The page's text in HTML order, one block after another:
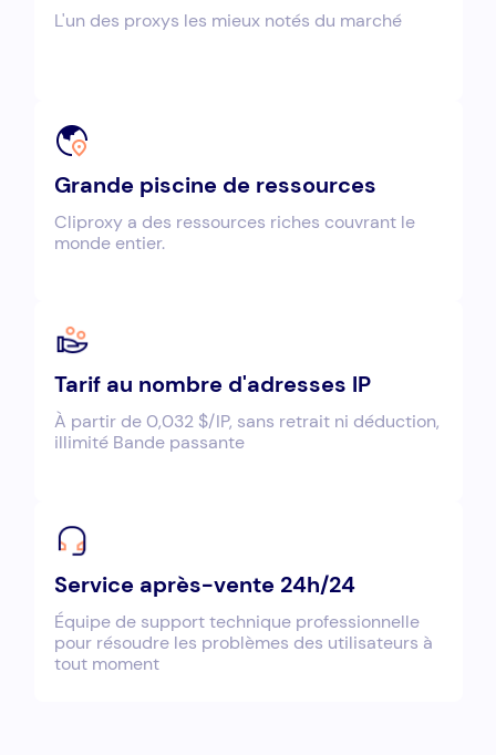
L'un des proxys les mieux notés du marché
Grande piscine de ressources
Cliproxy a des ressources riches couvrant le
monde entier.
Tarif au nombre d'adresses IP
À partir de 0,032 $/IP, sans retrait ni déduction,
illimité Bande passante
Service après-vente 24h/24
Équipe de support technique professionnelle
pour résoudre les problèmes des utilisateurs à
tout moment